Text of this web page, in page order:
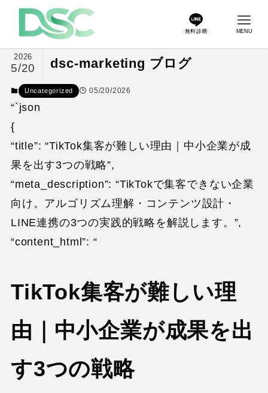
無料診断 MENU
dsc-marketing ブログ
2026
5/20
Uncategorized 05/20/2026
“`json
{
“title”: “TikTok集客が難しい理由｜中小企業が成
果を出す3つの戦略”,
“meta_description”: “TikTokで集客できない企業
向け。アルゴリズム理解・コンテンツ設計・
LINE連携の3つの実践的戦略を解説します。”,
“content_html”: “
TikTok集客が難しい理
由｜中小企業が成果を出
す3つの戦略